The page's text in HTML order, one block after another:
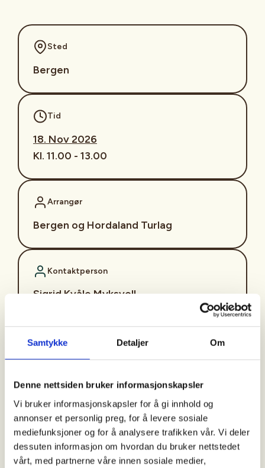
Samtykke Detaljer Om
Denne nettsiden bruker informasjonskapsler
Vi bruker informasjonskapsler for å gi innhold og
annonser et personlig preg, for å levere sosiale
mediefunksjoner og for å analysere trafikken vår. Vi deler
dessuten informasjon om hvordan du bruker nettstedet
vårt, med partnerne våre innen sosiale medier,
Sted
Bergen
Tid
18. Nov 2026
Kl. 11.00 - 13.00
Arrangør
Bergen og Hordaland Turlag
Kontaktperson
Sigrid Kvåle Myksvoll
Turen er en del av konseptet "Aktiv til 100" som er
vekt på et sosialt og inkluderende fellesskap.
På onsdager går vi tur langs
Storelva i Arna. Turene går hver onsdag bortsett fra
i ferier og på offentlige høytidsdager. Turene varer
i ca. 2 timer, og går på grusvei og noen ganger i